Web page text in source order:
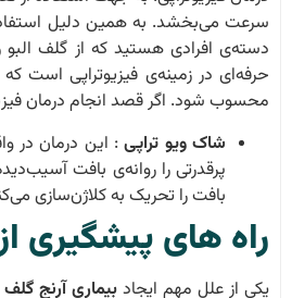
سرعت می‌بخشد. به همین دلیل
دسته‌ی افرادی هستید که از گلف البو
حرفه‌ای در زمینه‌ی فیزیوتراپی است
محسوب شود. اگر قصد انجام درمان
شاک ویو تراپی: این درمان در
پرقدرتی را روانه‌ی بافت
بافت را تحریک به کلاژن‌سازی
راه های پیشگیری
یکی از علل مهم ایجاد بیماری آرنج گلف